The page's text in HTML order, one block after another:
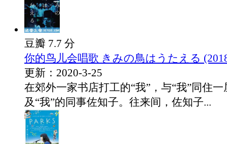
豆瓣 7.7 分
你的鸟儿会唱歌 きみの鳥はうたえる
更新：2020-3-25
在郊外一家书店打工的“我”，与“我”同住
及“我”的同事佐知子。往来间，佐知子...